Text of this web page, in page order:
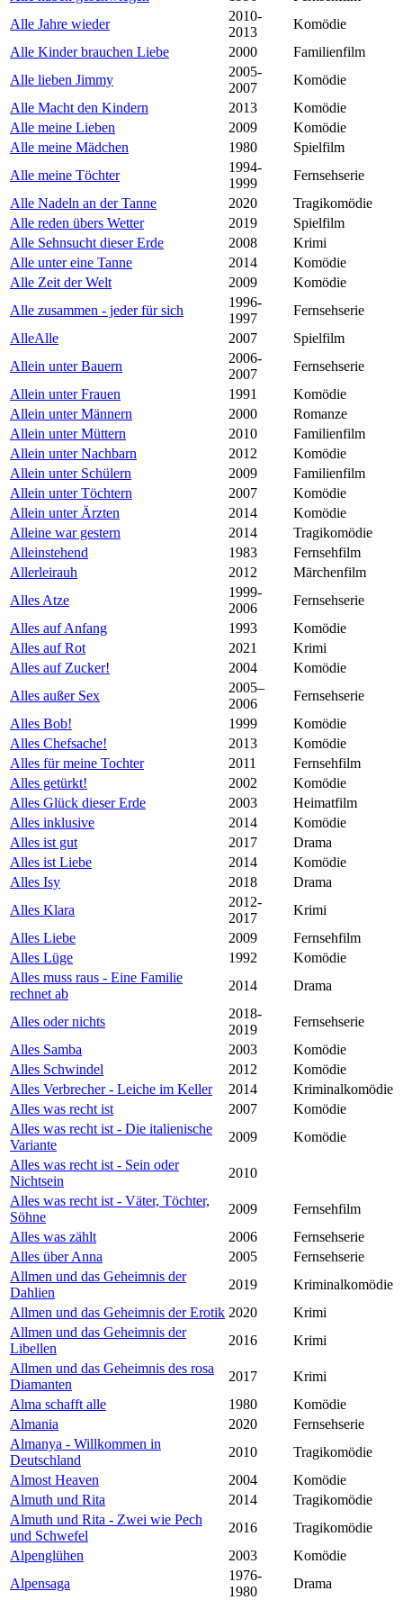
Alle Jahre wieder
2010-
2013
Komödie
Alle Kinder brauchen Liebe
2000
Familienfilm
Alle lieben Jimmy
2005-
2007
Komödie
Alle Macht den Kindern
2013
Komödie
Alle meine Lieben
2009
Komödie
Alle meine Mädchen
1980
Spielfilm
Alle meine Töchter
1994-
1999
Fernsehserie
Alle Nadeln an der Tanne
2020
Tragikomödie
Alle reden übers Wetter
2019
Spielfilm
Alle Sehnsucht dieser Erde
2008
Krimi
Alle unter eine Tanne
2014
Komödie
Alle Zeit der Welt
2009
Komödie
Alle zusammen - jeder für sich
1996-
1997
Fernsehserie
AlleAlle
2007
Spielfilm
Allein unter Bauern
2006-
2007
Fernsehserie
Allein unter Frauen
1991
Komödie
Allein unter Männern
2000
Romanze
Allein unter Müttern
2010
Familienfilm
Allein unter Nachbarn
2012
Komödie
Allein unter Schülern
2009
Familienfilm
Allein unter Töchtern
2007
Komödie
Allein unter Ärzten
2014
Komödie
Alleine war gestern
2014
Tragikomödie
Alleinstehend
1983
Fernsehfilm
Allerleirauh
2012
Märchenfilm
Alles Atze
1999-
2006
Fernsehserie
Alles auf Anfang
1993
Komödie
Alles auf Rot
2021
Krimi
Alles auf Zucker!
2004
Komödie
Alles außer Sex
2005–
2006
Fernsehserie
Alles Bob!
1999
Komödie
Alles Chefsache!
2013
Komödie
Alles für meine Tochter
2011
Fernsehfilm
Alles getürkt!
2002
Komödie
Alles Glück dieser Erde
2003
Heimatfilm
Alles inklusive
2014
Komödie
Alles ist gut
2017
Drama
Alles ist Liebe
2014
Komödie
Alles Isy
2018
Drama
Alles Klara
2012-
2017
Krimi
Alles Liebe
2009
Fernsehfilm
Alles Lüge
1992
Komödie
Alles muss raus - Eine Familie
rechnet ab
2014 Drama
Alles oder nichts
2018-
2019
Fernsehserie
Alles Samba
2003
Komödie
Alles Schwindel
2012
Komödie
Alles Verbrecher - Leiche im Keller
2014
Kriminalkomödie
Alles was recht ist
2007
Komödie
Alles was recht ist - Die italienische
Variante
2009
Komödie
Alles was recht ist - Sein oder
Nichtsein
2010
Alles was recht ist - Väter, Töchter,
Söhne
2009
Fernsehfilm
Alles was zählt
2006
Fernsehserie
Alles über Anna
2005
Fernsehserie
Allmen und das Geheimnis der
Dahlien
2019
Kriminalkomödie
Allmen und das Geheimnis der Erotik 2020
Krimi
Allmen und das Geheimnis der
Libellen
2016
Krimi
Allmen und das Geheimnis des rosa
Diamanten
2017
Krimi
Alma schafft alle
1980
Komödie
Almania
2020
Fernsehserie
Almanya - Willkommen in
Deutschland
2010
Tragikomödie
Almost Heaven
2004
Komödie
Almuth und Rita
2014
Tragikomödie
Almuth und Rita - Zwei wie Pech
und Schwefel
2016
Tragikomödie
Alpenglühen
2003
Komödie
Alpensaga
1976-
1980
Drama